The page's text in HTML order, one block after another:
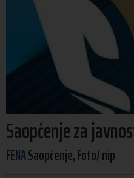
Saopćenje za
FENASaopćenje, Foto/ nip